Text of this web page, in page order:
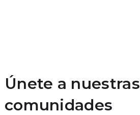
Únete a nuestras
comunidades